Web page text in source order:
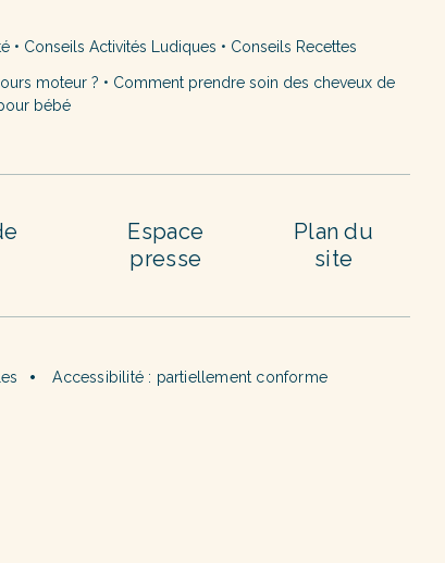
• Conseils Activités Ludiques • Conseils Recettes
moteur ? • Comment prendre soin des cheveux de
bébé
Espace
presse
Plan du
site
Accessibilité : partiellement conforme